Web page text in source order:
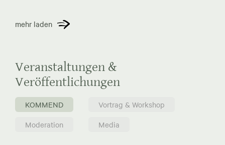
mehr laden
Veranstaltungen &
Veröffentlichungen
KOMMEND
Vortrag & Workshop
Moderation
Media